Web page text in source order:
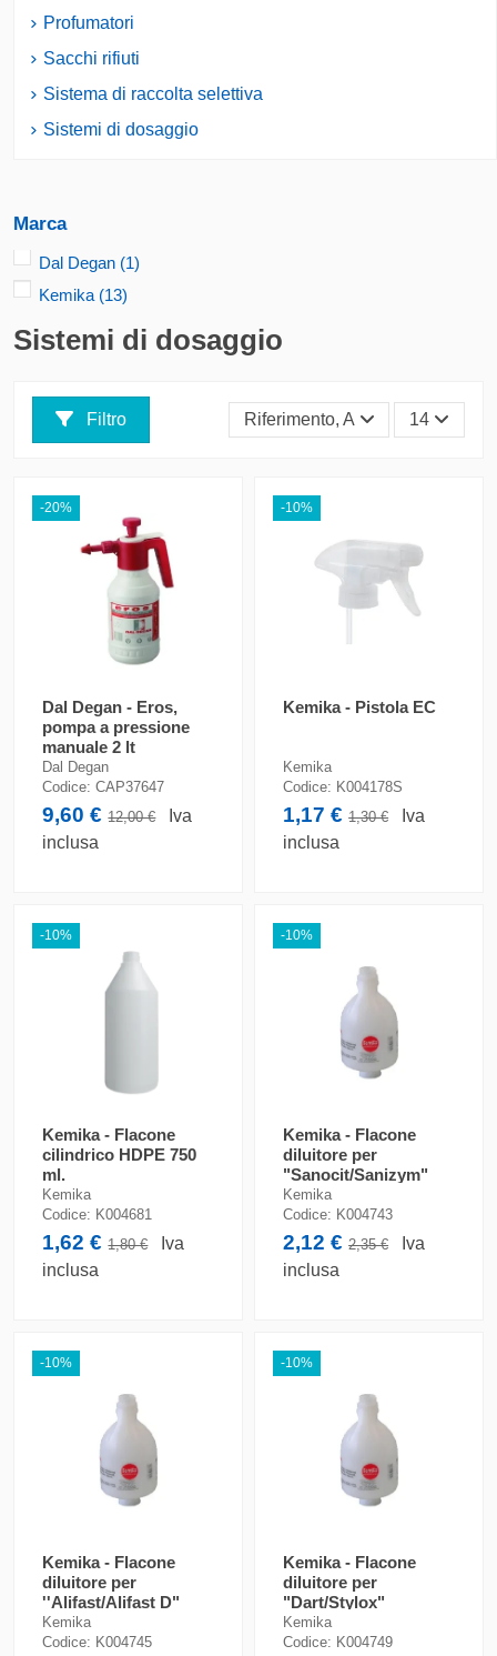
Sistemi di dosaggio
Filtro Riferimento, A - Z 14
-20%
Dal Degan - Eros,
pompa a pressione
manuale 2 lt
Dal Degan
Codice:CAP37647
9,60 €12,00 €
Iva
inclusa
-10%
Kemika - Pistola EC
Kemika
Codice: K004178S
1,17 €1,30 €
Iva
inclusa
-10%
Kemika - Flacone
cilindrico HDPE 750
ml.
Kemika
Codice: K004681
1,62 €1,80 €
Iva
inclusa
-10%
Kemika - Flacone
diluitore per
"Sanocit/Sanizym"
Kemika
Codice: K004743
2,12 €2,35 €
Iva
inclusa
-10%
Kemika - Flacone
diluitore per
''Alifast/Alifast D"
Kemika
Codice: K004745
-10%
Kemika - Flacone
diluitore per
"Dart/Stylox"
Kemika
Codice: K004749
Profumatori
Sacchi rifiuti
Sistema di raccolta selettiva
Sistemi di dosaggio
Marca
Dal Degan (1)
Kemika (13)